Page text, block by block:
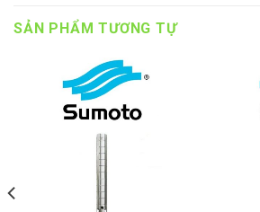
SẢN PHẨM TƯƠNG TỰ